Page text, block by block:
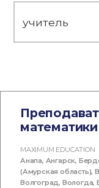
математики
MAXIMUM EDUCATION
Анапа, Ангарск,
(Амурская область),
Волгоград, Вологда,